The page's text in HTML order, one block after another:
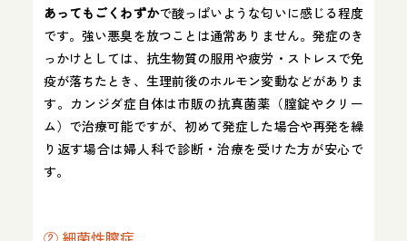
あってもごくわずかで酸っぱいような匂いに感じる程度
です​。強い悪臭を放つことは通常ありません。発症のき
っかけとしては、抗生物質の服用や疲労・ストレスで免
疫が落ちたとき、生理前後のホルモン変動などがありま
す。カンジダ症自体は市販の抗真菌薬（膣錠やクリー
ム）で治療可能ですが、初めて発症した場合や再発を繰
り返す場合は婦人科で診断・治療を受けた方が安心で
す。